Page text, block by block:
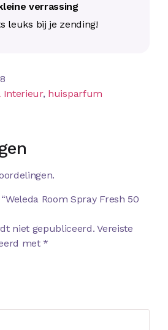
verrassing
leuks bij je zending!
Interieur, huisparfum
Room Spray Fresh 50
niet gepubliceerd. Vereiste
met*